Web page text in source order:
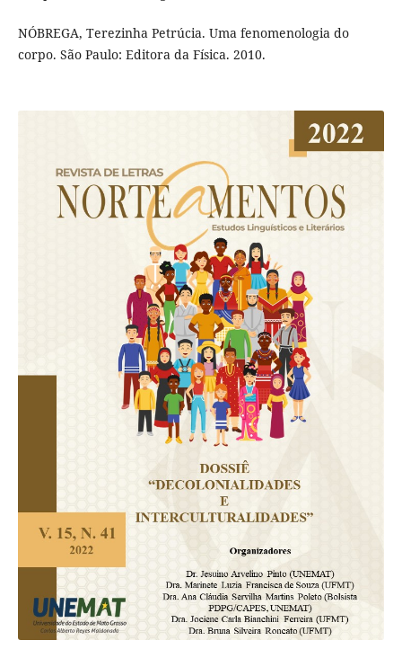
NÓBREGA, Terezinha Petrúcia. Uma fenomenologia do
corpo. São Paulo: Editora da Física. 2010.